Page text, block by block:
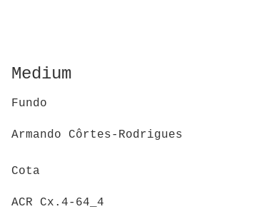
Medium
Fundo
Armando Côrtes-Rodrigues
Cota
ACR Cx.4-64_4